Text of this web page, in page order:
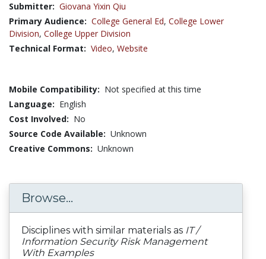
Submitter: Giovana Yixin Qiu
Primary Audience: College General Ed, College Lower
Division, College Upper Division
Technical Format: Video, Website
Mobile Compatibility: Not specified at this time
Language: English
Cost Involved: No
Source Code Available: Unknown
Creative Commons: Unknown
Browse...
Disciplines with similar materials as IT /
Information Security Risk Management
With Examples